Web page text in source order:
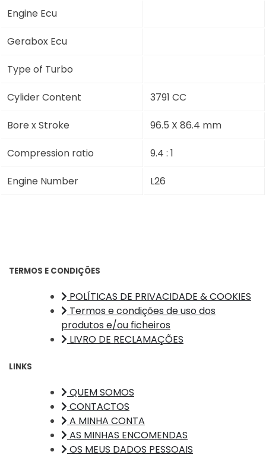
Engine Ecu
Gerabox Ecu
Type of Turbo
Cylider Content 3791 CC
Bore x Stroke 96.5 X 86.4 mm
Compression ratio 9.4 : 1
Engine Number L26
TERMOS E CONDIÇÕES
POLÍTICAS DE PRIVACIDADE & COOKIES
Termos e condições de uso dos
produtos e/ou ficheiros
LIVRO DE RECLAMAÇÕES
LINKS
QUEM SOMOS
CONTACTOS
A MINHA CONTA
AS MINHAS ENCOMENDAS
OS MEUS DADOS PESSOAIS